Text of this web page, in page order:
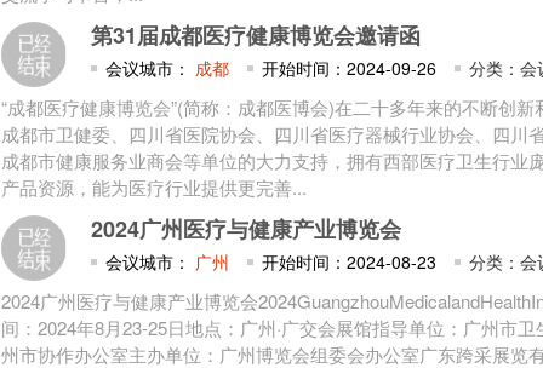
第31届成都医疗健康博览会邀请函
会议城市： 成都 开始时间：2024-09-26 分类：会
“成都医疗健康博览会”(简称：成都医博会)在二十多年来的不断创
成都市卫健委、四川省医院协会、四川省医疗器械行业协会、四川
成都市健康服务业商会等单位的大力支持，拥有西部医疗卫生行业
产品资源，能为医疗行业提供更完善...
2024广州医疗与健康产业博览会
会议城市： 广州 开始时间：2024-08-23 分类：会
2024广州医疗与健康产业博览会
间：2024年8月23-25日地点：广州·广交会展馆指导单位：广州市
州市协作办公室主办单位：广州博览会组委会办公室广东跨采展览